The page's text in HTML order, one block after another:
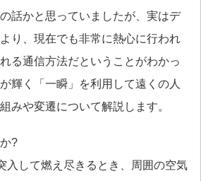
話かと思っていましたが、実はデ
り、現在でも非常に熱心に行われ
る通信方法だということがわかっ
輝く「一瞬」を利用して遠くの人
みや変遷について解説します。
?
入して燃え尽きるとき、周囲の空気